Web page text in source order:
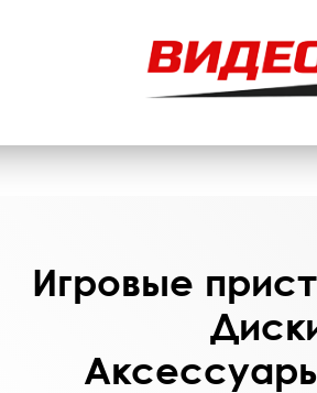
Игровые